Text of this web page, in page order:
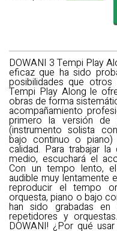
DOWANI 3 Tempi Play
eficaz que ha sido
posibilidades que
Tempi Play Along le
obras de forma
acompañamiento
primero la versión de
(instrumento solista
bajo continuo o
calidad. Para trabajar
medio, escuchará el
Con un tempo lento,
audible muy lentamente
reproducir el tempo
orquesta, piano o bajo
han sido grabadas en
repetidores y
DOWANI! ¿Por qué